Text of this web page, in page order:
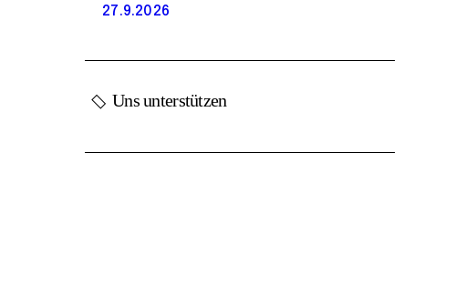
27.9.2026
Uns unterstützen